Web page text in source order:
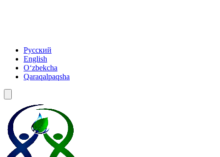
Русский
English
Oʻzbekcha
Qaraqalpaqsha